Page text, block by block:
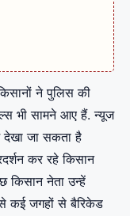
ने पुलिस की
भी सामने आए हैं. न्यूज
देखा जा सकता है
कर रहे किसान
किसान नेता उन्हें
कई जगहों से बैरिकेड